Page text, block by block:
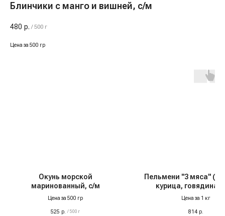
Блинчики с манго и вишней, с/м
480 р. / 500 г
Цена за 500 гр
Окунь морской
маринованный, с/м
Цена за 500 гр
525 р. / 500 г
Пельмени "3 мяса"
курица, говядина),
Цена за 1 кг
814 р.